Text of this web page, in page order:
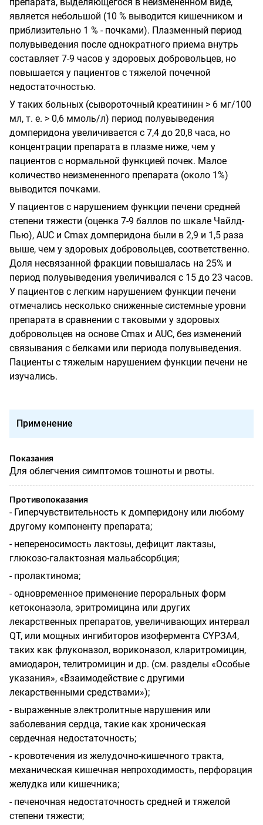
является небольшой (10 % выводится кишечником и
приблизительно 1 % - почками). Плазменный период
полувыведения после однократного приема внутрь
составляет 7-9 часов у здоровых добровольцев, но
повышается у пациентов с тяжелой почечной
недостаточностью.
У таких больных (сывороточный креатинин > 6 мг/100
мл, т. е. > 0,6 ммоль/л) период полувыведения
домперидона увеличивается с 7,4 до 20,8 часа, но
концентрации препарата в плазме ниже, чем у
пациентов с нормальной функцией почек. Малое
количество неизмененного препарата (около 1%)
выводится почками.
У пациентов с нарушением функции печени средней
степени тяжести (оценка 7-9 баллов по шкале Чайлд-
Пью), AUC и Сmах домперидона были в 2,9 и 1,5 раза
выше, чем у здоровых добровольцев, соответственно.
Доля несвязанной фракции повышалась на 25% и
период полувыведения увеличивался с 15 до 23 часов.
У пациентов с легким нарушением функции печени
отмечались несколько сниженные системные уровни
препарата в сравнении с таковыми у здоровых
добровольцев на основе Сmах и AUC, без изменений
связывания с белками или периода полувыведения.
Пациенты с тяжелым нарушением функции печени не
изучались.
Применение
Показания
Для облегчения симптомов тошноты и рвоты.
Противопоказания
- Гиперчувствительность к домперидону или любому
другому компоненту препарата;
- непереносимость лактозы, дефицит лактазы,
глюкозо-галактозная мальабсорбция;
- пролактинома;
- одновременное применение пероральных форм
кетоконазола, эритромицина или других
лекарственных препаратов, увеличивающих интервал
QT, или мощных ингибиторов изофермента СYРЗА4,
таких как флуконазол, вориконазол, кларитромицин,
амиодарон, телитромицин и др. (см. разделы «Особые
указания», «Взаимодействие с другими
лекарственными средствами»);
- выраженные электролитные нарушения или
заболевания сердца, такие как хроническая
сердечная недостаточность;
- кровотечения из желудочно-кишечного тракта,
механическая кишечная непроходимость, перфорация
желудка или кишечника;
- печеночная недостаточность средней и тяжелой
степени тяжести;